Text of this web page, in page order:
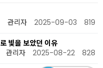
관리자
2025-09-03 819
빛을 보았던 이유
관리자
2025-08-22 828